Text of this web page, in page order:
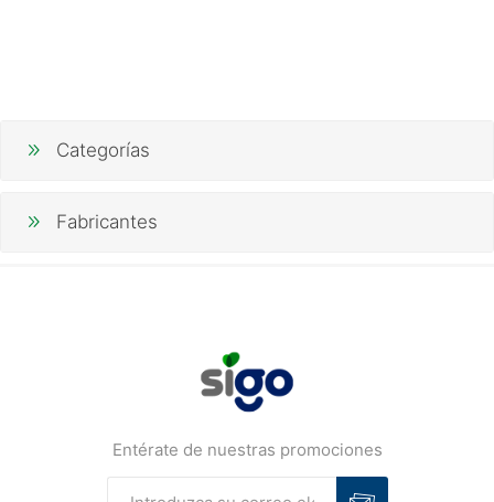
Categorías
Fabricantes
Entérate de nuestras promociones